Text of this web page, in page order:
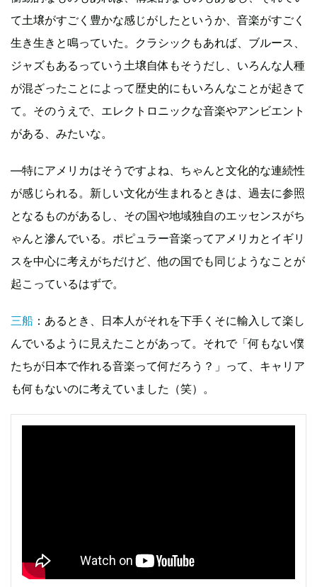
て土壌がすごく豊かな感じがしたというか、音楽がすごく
生き生きと鳴っていた。クラシックもあれば、ブルース、
ジャズもあるっていう土壌自体もそうだし、いろんな人種
が混ざったことによって歴史的にもいろんなことが起きて
て。そのうえで、エレクトロニックな音楽やアンビエント
がある、みたいな。
―特にアメリカはそうですよね、ちゃんと文化的な連続性
が感じられる。新しい文化が生まれるときは、過去に参照
となるものがあるし、その国や地域独自のエッセンスがち
ゃんと滲んでいる。ポピュラー音楽ってアメリカとイギリ
スを中心に考えがちだけど、他の国でも同じようなことが
起こっているはずで。
三船 ：あるとき、日本人がそれを下手くそに輸入して楽し
んでいるように見えたことがあって。それで「何もない僕
たちが日本で作れる音楽って何だろう？」って、キャリア
も何もないのに考えていました（笑）。